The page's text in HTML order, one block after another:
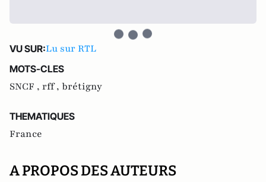
VU SUR:Lu sur RTL
MOTS-CLES
SNCF , rff , brétigny
THEMATIQUES
France
A PROPOS DES AUTEURS